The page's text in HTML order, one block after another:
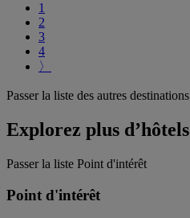
1
2
3
4
〉
Passer la liste des autres destinations
Explorez plus d’hôtels
Passer la liste Point d'intérêt
Point d'intérêt